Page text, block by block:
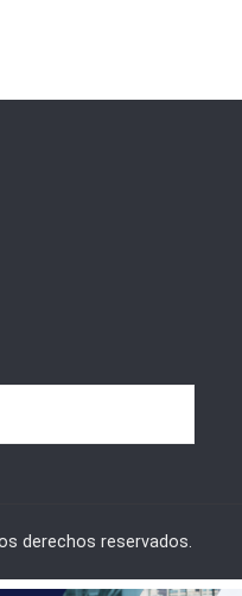
derechos reservados.